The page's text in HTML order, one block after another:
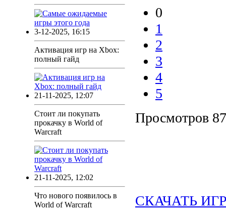
3-12-2025, 16:15
Активация игр на Xbox:
полный гайд
21-11-2025, 12:07
Стоит ли покупать
прокачку в World of
Warcraft
21-11-2025, 12:02
Что нового появилось в
World of Warcraft
0
1
2
3
4
5
Просмотров
СКАЧАТЬ